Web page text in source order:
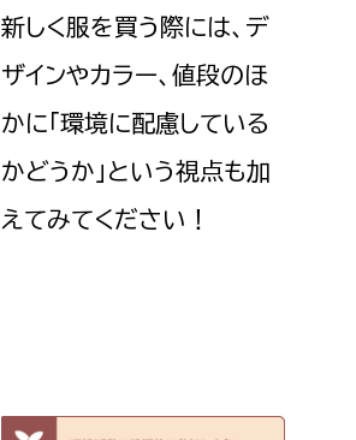
新しく服を買う際には、デ
ザインやカラー、値段のほ
かに「環境に配慮している
かどうか」という視点も加
えてみてください！